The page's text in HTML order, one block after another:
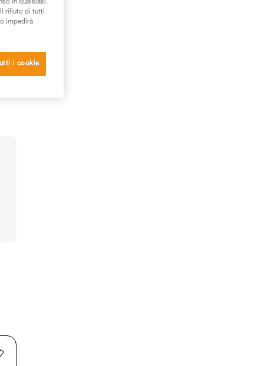
in qualsiasi
rifiuto di tutti
impedirà
i cookie